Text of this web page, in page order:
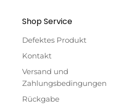
Shop Service
Defektes Produkt
Kontakt
Versand und
Zahlungsbedingungen
Rückgabe